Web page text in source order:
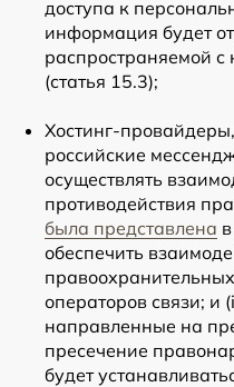
доступа к
информация будет
распространяемой
(статья 15.3);
Хостинг-
российские
осуществлять
противодействия
была представлена
обеспечить
операторов связи; и
направленные на
пресечение
будет